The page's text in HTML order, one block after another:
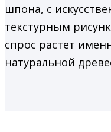
шпона, с
текстурным
спрос растет
натуральной